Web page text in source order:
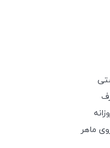
ماهر